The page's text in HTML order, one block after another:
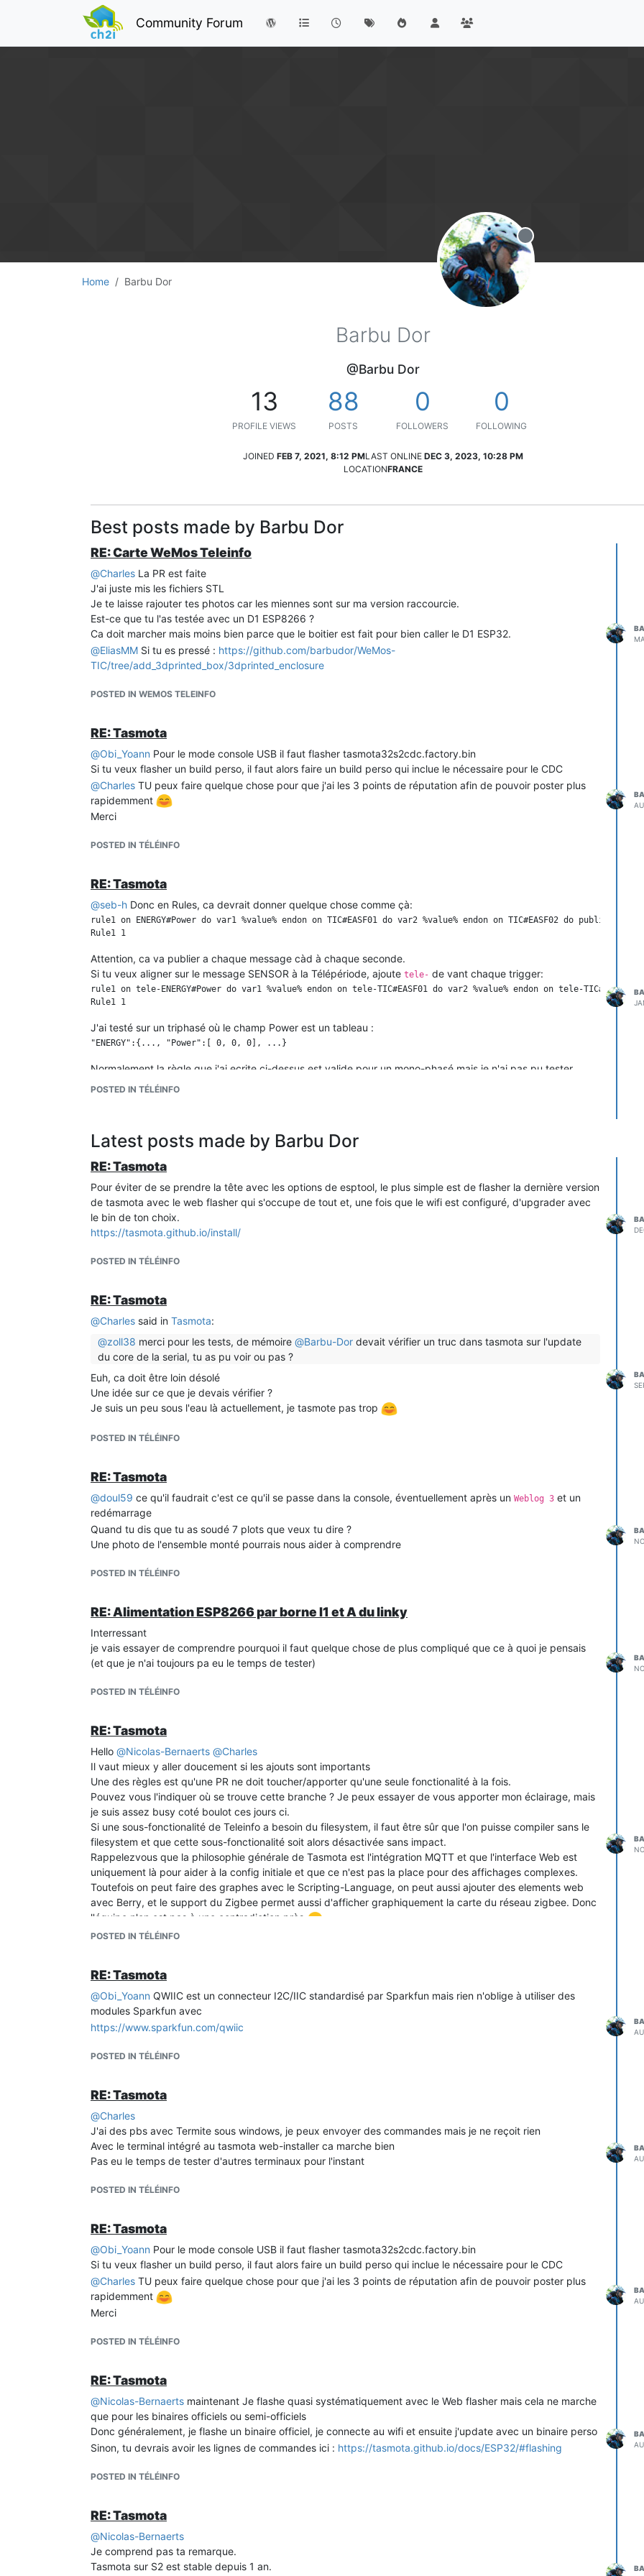
Community Forum
Home Barbu Dor
Offline
Barbu Dor
@Barbu Dor
13
PROFILE VIEWS
88
POSTS
0
FOLLOWERS
0
FOLLOWING
JOINED FEB 7, 2021, 8:12 PMLAST ONLINE DEC 3, 2023, 10:28 PM
LOCATIONFRANCE
Best posts made by Barbu Dor
RE: Carte WeMos Teleinfo
@Charles La PR est faite
J'ai juste mis les fichiers STL
Je te laisse rajouter tes photos car les miennes sont sur ma version raccourcie.
Est-ce que tu l'as testée avec un D1 ESP8266 ?
Ca doit marcher mais moins bien parce que le boitier est fait pour bien caller le D1 ESP32.
@EliasMM Si tu es pressé : https://github.com/barbudor/WeMos-
TIC/tree/add_3dprinted_box/3dprinted_enclosure
POSTED IN WEMOS TELEINFO
RE: Tasmota
@Obi_Yoann Pour le mode console USB il faut flasher tasmota32s2cdc.factory.bin
Si tu veux flasher un build perso, il faut alors faire un build perso qui inclue le nécessaire pour le CDC
@Charles TU peux faire quelque chose pour que j'ai les 3 points de réputation afin de pouvoir poster plus
rapidemment
Merci
POSTED IN TÉLÉINFO
RE: Tasmota
@seb-h Donc en Rules, ca devrait donner quelque chose comme çà:
rule1 on ENERGY#Power do var1 %value% endon on TIC#EASF01 do var2 %value% endon on TIC#EASF02 do
Attention, ca va publier a chaque message càd à chaque seconde.
Si tu veux aligner sur le message SENSOR à la Télépériode, ajoute tele- de vant chaque trigger:
rule1 on tele-ENERGY#Power do var1 %value% endon on tele-TIC#EASF01 do var2 %value% endon on tele-
J'ai testé sur un triphasé où le champ Power est un tableau :
Normalement la règle que j'ai ecrite ci-dessus est valide pour un mono-phasé mais je n'ai pas pu tester.
POSTED IN TÉLÉINFO
Latest posts made by Barbu Dor
RE: Tasmota
Pour éviter de se prendre la tête avec les options de esptool, le plus simple est de flasher la dernière version
de tasmota avec le web flasher qui s'occupe de tout et, une fois que le wifi est configuré, d'upgrader avec
le bin de ton choix.
https://tasmota.github.io/install/
POSTED IN TÉLÉINFO
RE: Tasmota
@Charles said in Tasmota:
@zoll38 merci pour les tests, de mémoire @Barbu-Dor devait vérifier un truc dans tasmota sur l'update
du core de la serial, tu as pu voir ou pas ?
Euh, ca doit être loin désolé
Une idée sur ce que je devais vérifier ?
Je suis un peu sous l'eau là actuellement, je tasmote pas trop
POSTED IN TÉLÉINFO
RE: Tasmota
@doul59 ce qu'il faudrait c'est ce qu'il se passe dans la console, éventuellement après un Weblog 3 et un
redémarrage
Quand tu dis que tu as soudé 7 plots que veux tu dire ?
Une photo de l'ensemble monté pourrais nous aider à comprendre
POSTED IN TÉLÉINFO
RE: Alimentation ESP8266 par borne I1 et A du linky
Interressant
je vais essayer de comprendre pourquoi il faut quelque chose de plus compliqué que ce à quoi je pensais
(et que je n'ai toujours pa eu le temps de tester)
POSTED IN TÉLÉINFO
RE: Tasmota
Hello @Nicolas-Bernaerts @Charles
Il vaut mieux y aller doucement si les ajouts sont importants
Une des règles est qu'une PR ne doit toucher/apporter qu'une seule fonctionalité à la fois.
Pouvez vous l'indiquer où se trouve cette branche ? Je peux essayer de vous apporter mon éclairage, mais
je suis assez busy coté boulot ces jours ci.
Si une sous-fonctionalité de Teleinfo a besoin du filesystem, il faut être sûr que l'on puisse compiler sans le
filesystem et que cette sous-fonctionalité soit alors désactivée sans impact.
Rappelezvous que la philosophie générale de Tasmota est l'intégration MQTT et que l'interface Web est
uniquement là pour aider à la config initiale et que ce n'est pas la place pour des affichages complexes.
Toutefois on peut faire des graphes avec le Scripting-Language, on peut aussi ajouter des elements web
avec Berry, et le support du Zigbee permet aussi d'afficher graphiquement la carte du réseau zigbee. Donc
l'équipe n'en est pas à une contradiction près
POSTED IN TÉLÉINFO
RE: Tasmota
@Obi_Yoann QWIIC est un connecteur I2C/IIC standardisé par Sparkfun mais rien n'oblige à utiliser des
modules Sparkfun avec
https://www.sparkfun.com/qwiic
POSTED IN TÉLÉINFO
RE: Tasmota
@Charles
J'ai des pbs avec Termite sous windows, je peux envoyer des commandes mais je ne reçoit rien
Avec le terminal intégré au tasmota web-installer ca marche bien
Pas eu le temps de tester d'autres terminaux pour l'instant
POSTED IN TÉLÉINFO
RE: Tasmota
@Obi_Yoann Pour le mode console USB il faut flasher tasmota32s2cdc.factory.bin
Si tu veux flasher un build perso, il faut alors faire un build perso qui inclue le nécessaire pour le CDC
@Charles TU peux faire quelque chose pour que j'ai les 3 points de réputation afin de pouvoir poster plus
rapidemment
Merci
POSTED IN TÉLÉINFO
RE: Tasmota
@Nicolas-Bernaerts maintenant Je flashe quasi systématiquement avec le Web flasher mais cela ne marche
que pour les binaires officiels ou semi-officiels
Donc généralement, je flashe un binaire officiel, je connecte au wifi et ensuite j'update avec un binaire perso
Sinon, tu devrais avoir les lignes de commandes ici : https://tasmota.github.io/docs/ESP32/#flashing
POSTED IN TÉLÉINFO
RE: Tasmota
@Nicolas-Bernaerts
Je comprend pas ta remarque.
Tasmota sur S2 est stable depuis 1 an.